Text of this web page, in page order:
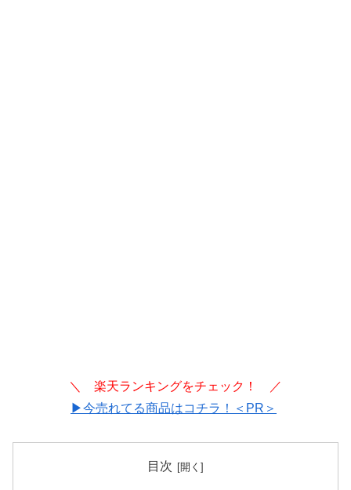
＼ 楽天ランキングをチェック！ ／
▶今売れてる商品はコチラ！＜PR＞
目次